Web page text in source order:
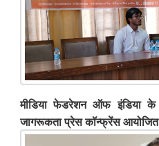
मीडिया फेडरेशन ऑफ इंडिया के
जागरूकता प्रेस कॉन्फ्रेंस आयोजित